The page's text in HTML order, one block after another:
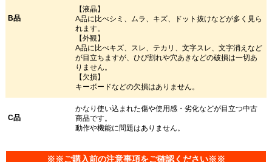
B品
【液晶】
A品に比べシミ、ムラ、キズ、ドット抜けなどが多く見ら
れます。
【外観】
A品に比べキズ、スレ、テカリ、文字スレ、文字消えなど
が目立ちますが、ひび割れや穴あきなどの破損は一切あ
りません。
【欠損】
キーボードなどの欠損はありません。
C品
かなり使い込まれた傷や使用感・劣化などが目立つ中古
商品です。
動作や機能に問題はありません。
※※ご購入前の注意事項をご確認ください※※